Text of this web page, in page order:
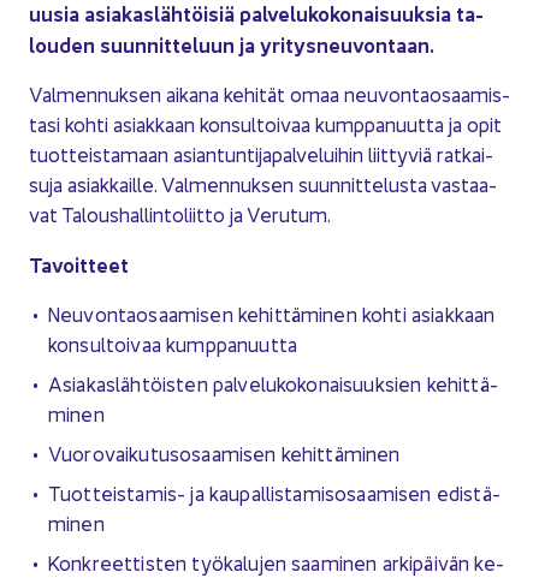
uusia asia­kas­läh­töi­siä pal­ve­lu­ko­ko­nai­suuk­sia ta­
lou­den suun­nit­te­luun ja yri­tys­neu­von­taan.
Val­men­nuk­sen ai­ka­na ke­hi­tät omaa neu­von­tao­saa­mis­
ta­si kohti asiak­kaan kon­sul­toi­vaa kump­pa­nuut­ta ja opit
tuot­teis­ta­maan asian­tun­ti­ja­pal­ve­lui­hin liit­ty­viä rat­kai­
su­ja asiak­kail­le. Val­men­nuk­sen suun­nit­te­lus­ta vas­taa­
vat Ta­lous­hal­lin­to­liit­to ja Ve­ru­tum.
Ta­voit­teet
Neu­von­tao­saa­mi­sen ke­hit­tä­mi­nen kohti asiak­kaan
kon­sul­toi­vaa kump­pa­nuut­ta
Asia­kas­läh­töis­ten pal­ve­lu­ko­ko­nai­suuk­sien ke­hit­tä­
mi­nen
Vuo­ro­vai­ku­tus­osaa­mi­sen ke­hit­tä­mi­nen
Tuotteistamis-​ ja kau­pal­lis­ta­mis­osaa­mi­sen edis­tä­
mi­nen
Kon­kreet­tis­ten työ­ka­lu­jen saa­mi­nen ar­ki­päi­vän ke­